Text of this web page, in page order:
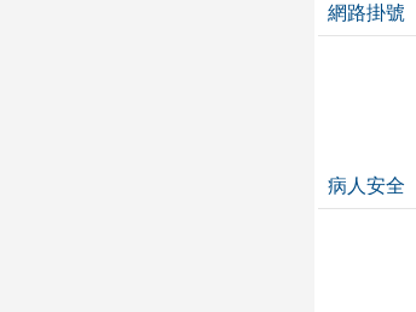
網路掛號
病人安全